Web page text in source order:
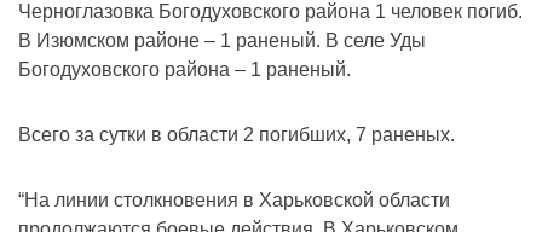
Черноглазовка Богодуховского района 1 человек погиб.
В Изюмском районе – 1 раненый. В селе Уды
Богодуховского района – 1 раненый.
Всего за сутки в области 2 погибших, 7 раненых.
“На линии столкновения в Харьковской области